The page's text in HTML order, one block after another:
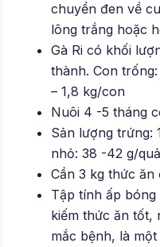
chuyển đen về
lông trắng hoặc
Gà Ri có khối
thành. Con
– 1,8 kg/con
Nuôi 4 -5 tháng
Sản lượng trứng:
nhỏ: 38 -42 g/quả
Cần 3 kg thức
Tập tính ấp
kiếm thức ăn tốt,
mắc bệnh, là